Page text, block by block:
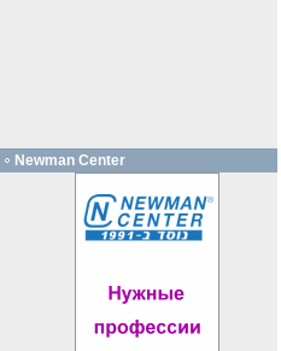
Newman Center